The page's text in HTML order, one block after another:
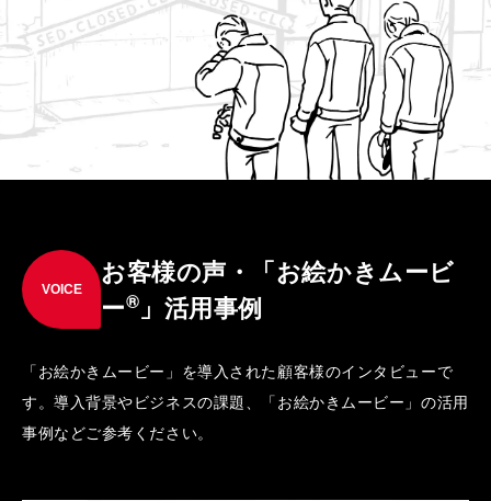
VOICE
お客様の声・「お絵かきムービ
ー® 」活用事例
「お絵かきムービー」を導入された顧客様のインタビューで
す。導入背景やビジネスの課題、「お絵かきムービー」の活用
事例などご参考ください。